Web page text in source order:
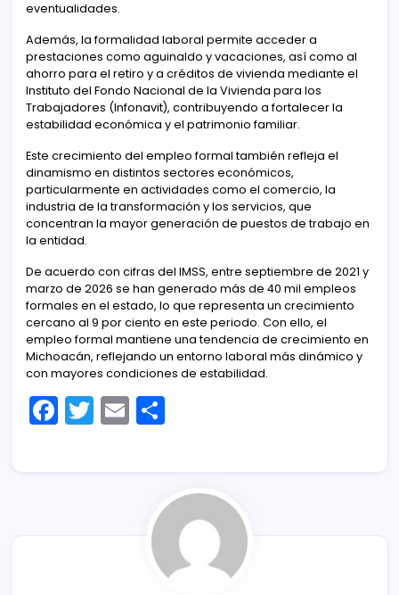
eventualidades.
Además, la formalidad laboral permite acceder a
prestaciones como aguinaldo y vacaciones, así como al
ahorro para el retiro y a créditos de vivienda mediante el
Instituto del Fondo Nacional de la Vivienda para los
Trabajadores (Infonavit), contribuyendo a fortalecer la
estabilidad económica y el patrimonio familiar.
Este crecimiento del empleo formal también refleja el
dinamismo en distintos sectores económicos,
particularmente en actividades como el comercio, la
industria de la transformación y los servicios, que
concentran la mayor generación de puestos de trabajo en
la entidad.
De acuerdo con cifras del IMSS, entre septiembre de 2021 y
marzo de 2026 se han generado más de 40 mil empleos
formales en el estado, lo que representa un crecimiento
cercano al 9 por ciento en este periodo. Con ello, el
empleo formal mantiene una tendencia de crecimiento en
Michoacán, reflejando un entorno laboral más dinámico y
con mayores condiciones de estabilidad.
F
a
T
w
E
m
p
ar
tir